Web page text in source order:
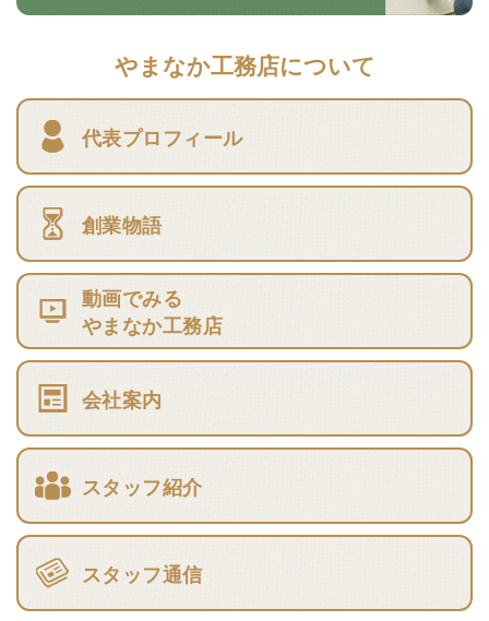
やまなか工務店について
代表プロフィール
創業物語
動画でみる
やまなか工務店
会社案内
スタッフ紹介
スタッフ通信